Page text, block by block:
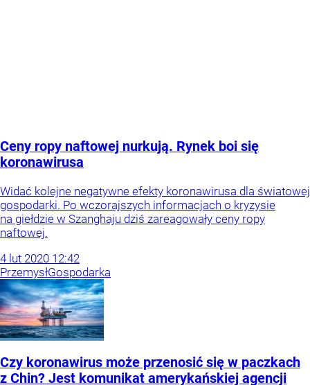
Ceny ropy naftowej nurkują. Rynek boi się
koronawirusa
Widać kolejne negatywne efekty koronawirusa dla światowej
gospodarki. Po wczorajszych informacjach o kryzysie
na giełdzie w Szanghaju dziś zareagowały ceny ropy
naftowej.
4 lut 2020 12:42
PrzemysłGospodarka
Czy koronawirus może przenosić się w paczkach
z Chin? Jest komunikat amerykańskiej agencji